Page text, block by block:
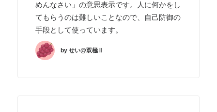
めんなさい」の意思表示です。人に何かをし
てもらうのは難しいことなので、自己防御の
手段として使っています。
by せい@双極Ⅱ